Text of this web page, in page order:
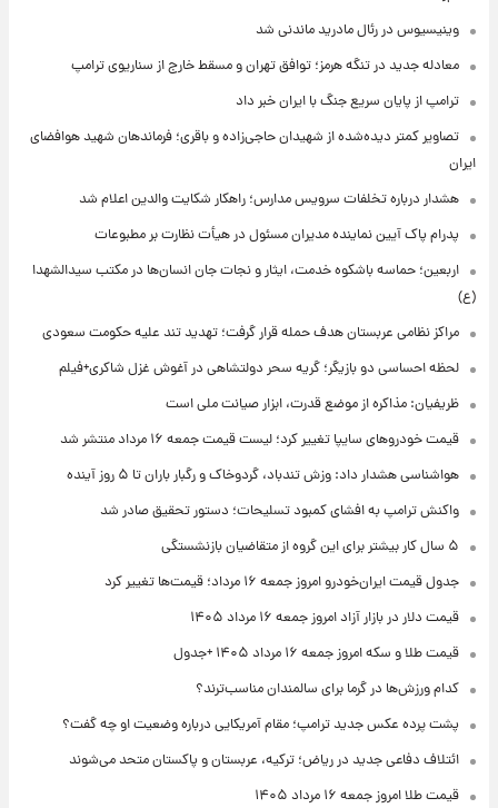
وینیسیوس در رئال مادرید ماندنی شد
معادله جدید در تنگه هرمز؛ توافق تهران و مسقط خارج از سناریوی ترامپ
ترامپ از پایان سریع جنگ با ایران خبر داد
تصاویر کمتر دیده‌شده از شهیدان حاجی‌زاده و باقری؛ فرماندهان شهید هوافضای
ایران
هشدار درباره تخلفات سرویس مدارس؛ راهکار شکایت والدین اعلام شد
پدرام پاک آیین نماینده مدیران مسئول در هیأت نظارت بر مطبوعات
اربعین؛ حماسه باشکوه خدمت، ایثار و نجات جان انسان‌ها در مکتب سیدالشهدا
(ع)
مراکز نظامی عربستان هدف حمله قرار گرفت؛ تهدید تند علیه حکومت سعودی
لحظه احساسی دو بازیگر؛ گریه سحر دولتشاهی در آغوش غزل شاکری+فیلم
ظریفیان: مذاکره از موضع قدرت، ابزار صیانت ملی است
قیمت خودروهای سایپا تغییر کرد؛ لیست قیمت جمعه ۱۶ مرداد منتشر شد
هواشناسی هشدار داد: وزش تندباد، گردوخاک و رگبار باران تا ۵ روز آینده
واکنش ترامپ به افشای کمبود تسلیحات؛ دستور تحقیق صادر شد
۵ سال کار بیشتر برای این گروه از متقاضیان بازنشستگی
جدول قیمت ایران‌خودرو امروز جمعه ۱۶ مرداد؛ قیمت‌ها تغییر کرد
قیمت دلار در بازار آزاد امروز جمعه ۱۶ مرداد ۱۴۰۵
قیمت طلا و سکه امروز جمعه ۱۶ مرداد ۱۴۰۵ +جدول
کدام ورزش‌ها در گرما برای سالمندان مناسب‌ترند؟
پشت پرده عکس جدید ترامپ؛ مقام آمریکایی درباره وضعیت او چه گفت؟
ائتلاف دفاعی جدید در ریاض؛ ترکیه، عربستان و پاکستان متحد می‌شوند
قیمت طلا امروز جمعه ۱۶ مرداد ۱۴۰۵